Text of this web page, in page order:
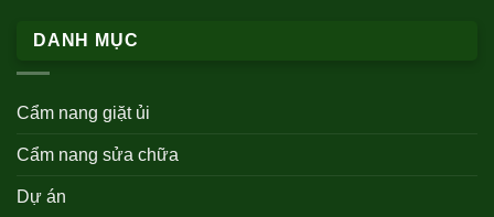
DANH MỤC
Cẩm nang giặt ủi
Cẩm nang sửa chữa
Dự án